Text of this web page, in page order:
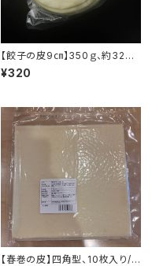
【餃子の皮9㎝】350ｇ、約32枚
入
¥320
【春巻の皮】四角型、10枚入り/